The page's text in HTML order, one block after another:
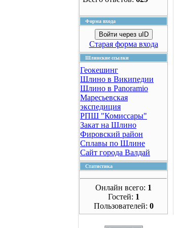
Форма входа
Войти через uID
Старая форма входа
Шлинские ссылки
Геокешинг
Шлино в Википедии
Шлино в Panoramio
Маресьевская
экспедиция
РПШ "Комиссары"
Закат на Шлино
Фировский район
Сплавы по Шлине
Сайт города Валдай
Статистика
Онлайн всего: 1
Гостей: 1
Пользователей: 0